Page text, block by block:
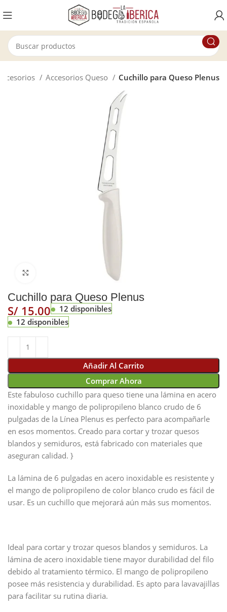
Accesorios Queso Cuchillo para Queso Plenus
Cuchillo para Queso Plenus
S/
12 disponibles
12 disponibles
Añadir Al Carrito
Comprar Ahora
Este fabuloso cuchillo para queso tiene una lámina en acero
inoxidable y mango de polipropileno blanco crudo de 6
pulgadas de la Línea Plenus es perfecto para acompañarle
en esos momentos. Creado para cortar y trozar quesos
blandos y semiduros, está fabricado con materiales que
aseguran calidad. }
La lámina de 6 pulgadas en acero inoxidable es resistente y
el mango de polipropileno de color blanco crudo es fácil de
usar. Es un cuchillo que mejorará aún más sus momentos.
Ideal para cortar y trozar quesos blandos y semiduros. La
lámina de acero inoxidable tiene mayor durabilidad del filo
debido al tratamiento térmico. El mango de polipropileno
posee más resistencia y durabilidad. Es apto para lavavajillas
para facilitar su rutina diaria.